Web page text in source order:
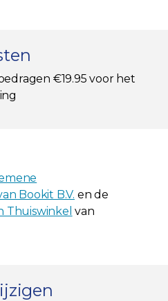
€19.95 voor het
Bookit B.V. en de
Thuiswinkel van